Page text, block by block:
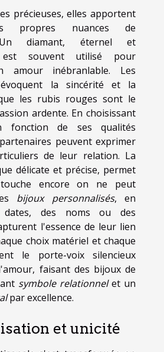
précieuses, elles apportent
propres nuances de
Un diamant, éternel et
est souvent utilisé pour
amour inébranlable. Les
la sincérité et la
les rubis rouges sont le
ardente. En choisissant
fonction de ses qualités
peuvent exprimer
de leur relation. La
délicate et précise, permet
encore on ne peut
bijoux personnalisés, en
dates, des noms ou des
l'essence de leur lien
choix matériel et chaque
le porte-voix silencieux
faisant des bijoux de
symbole relationnelet un
par excellence.
et unicité